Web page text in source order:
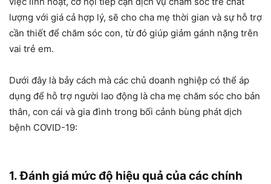
lượng với giá cả hợp lý, sẽ cho cha mẹ thời gian và sự hỗ trợ
cần thiết để chăm sóc con, từ đó giúp giảm gánh nặng trên
vai trẻ em.
Dưới đây là bảy cách mà các chủ doanh nghiệp có thể áp
dụng để hỗ trợ người lao động là cha mẹ chăm sóc cho bản
thân, con cái và gia đình trong bối cảnh bùng phát dịch
bệnh COVID-19:
1. Đánh giá mức độ hiệu quả của các chính